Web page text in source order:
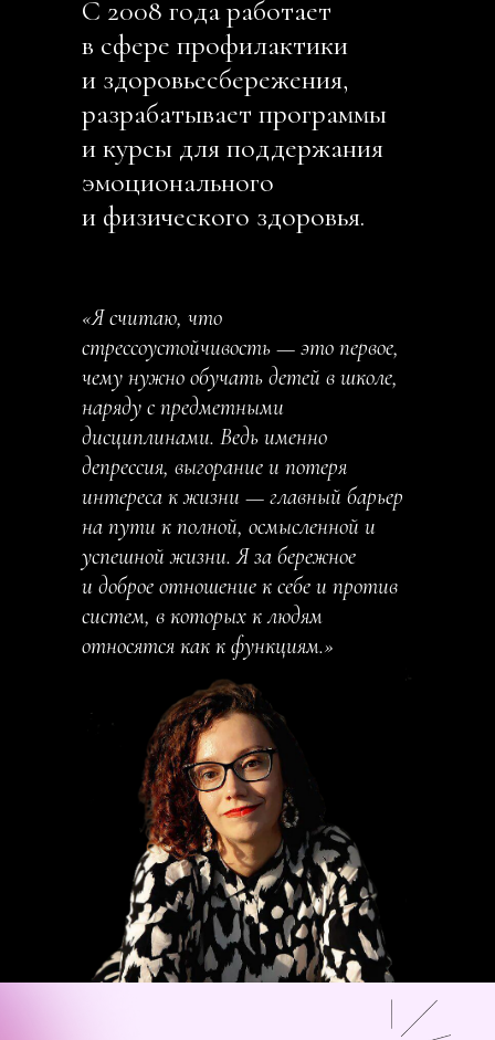
«Я считаю, что
стрессоустойчивость — это первое,
чему нужно обучать детей в школе,
наряду с предметными
дисциплинами. Ведь именно
депрессия, выгорание и потеря
интереса к жизни — главный барьер
на пути к полной, осмысленной и
успешной жизни. Я за бережное
и доброе отношение к себе и против
систем, в которых к людям
относятся как к функциям.»
С 2008 года работает
в сфере профилактики
и здоровьесбережения,
разрабатывает программы
и курсы для поддержания
эмоционального
и физического здоровья.